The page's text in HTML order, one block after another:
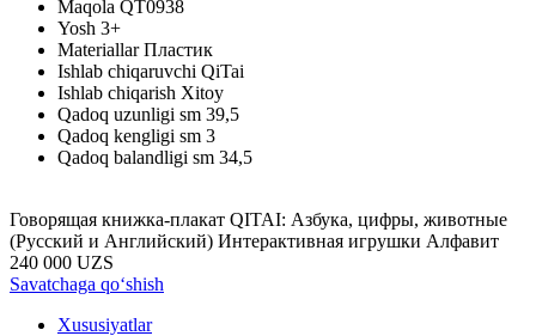
Maqola QT0938
Yosh 3+
MateriallarПластик
Ishlab chiqaruvchi QiTai
Ishlab chiqarish Xitoy
Qadoq uzunligi sm 39,5
Qadoq kengligi sm 3
Qadoq balandligi sm 34,5
Говорящая книжка-плакат QITAI: Азбука, цифры, животные
(Русский и Английский) Интерактивная игрушки Алфавит
240 000 UZS
Savatchaga qo‘shish
Xususiyatlar